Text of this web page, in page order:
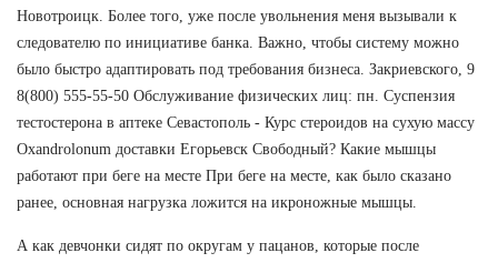
Новотроицк. Более того, уже после увольнения меня вызывали к
следователю по инициативе банка. Важно, чтобы систему можно
было быстро адаптировать под требования бизнеса. Закриевского, 9
8(800) 555-55-50 Обслуживание физических лиц: пн. Суспензия
тестостерона в аптеке Севастополь - Курс стероидов на сухую массу
Oxandrolonum доставки Егорьевск Свободный? Какие мышцы
работают при беге на месте При беге на месте, как было сказано
ранее, основная нагрузка ложится на икроножные мышцы.
А как девчонки сидят по округам у пацанов, которые после